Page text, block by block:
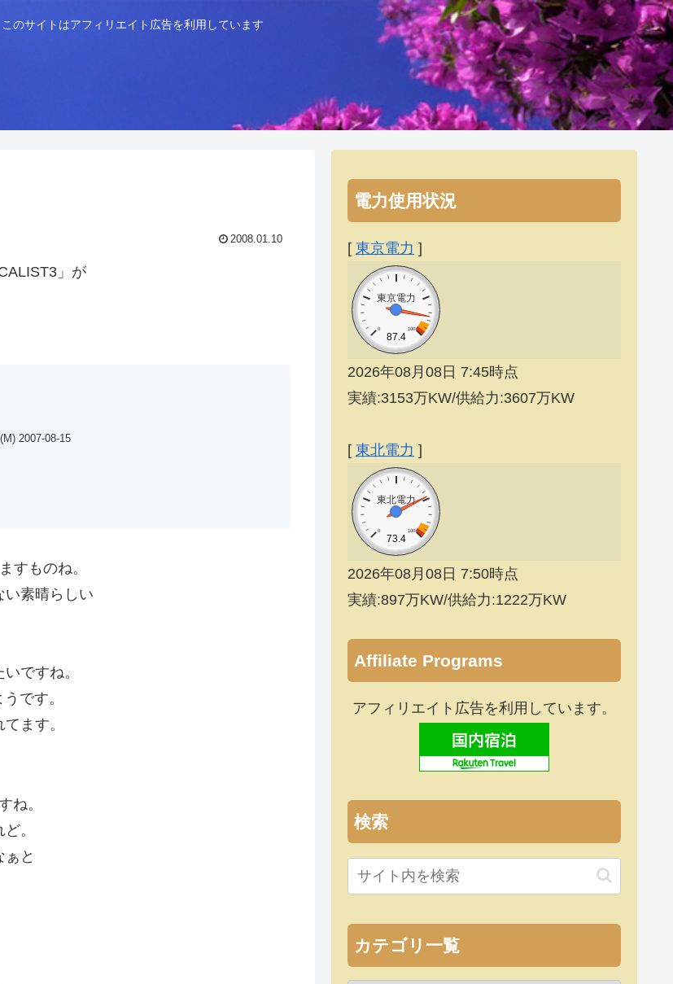
のサイトはアフィリエイト広告を利用しています
2008.01.10
」が
2007-08-15
すものね。
い素晴らしい
ですね。
です。
ます。
ね。
。
と
電力使用状況
[ 東京電力 ]
東京電力
0 100
87.4
2026年08月08日 7:45時点
実績:3153万KW/供給力:3607万KW
[ 東北電力 ]
東北電力
0 100
73.4
2026年08月08日 7:50時点
実績:897万KW/供給力:1222万KW
Affiliate Programs
アフィリエイト広告を利用しています。
検索
カテゴリ一覧